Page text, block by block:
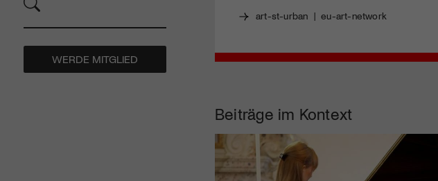
WERDE MITGLIED
art-st-urban |eu-art-network
Beiträge im Kontext